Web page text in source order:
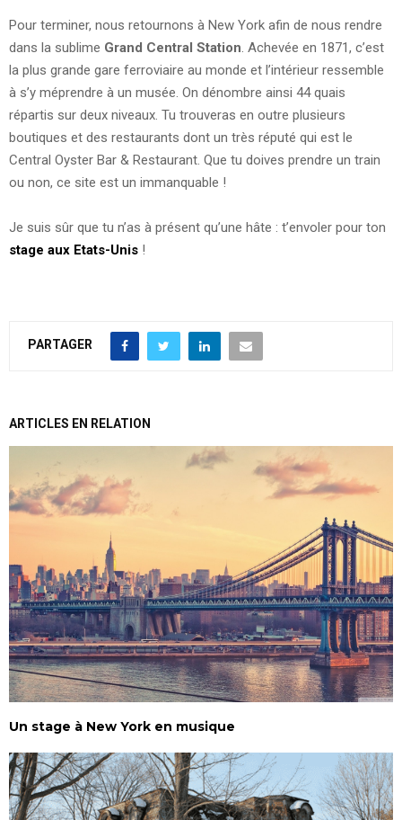
Pour terminer, nous retournons à New York afin de nous rendre
dans la sublime Grand Central Station . Achevée en 1871, c’est
la plus grande gare ferroviaire au monde et l’intérieur ressemble
à s’y méprendre à un musée. On dénombre ainsi 44 quais
répartis sur deux niveaux. Tu trouveras en outre plusieurs
boutiques et des restaurants dont un très réputé qui est le
Central Oyster Bar & Restaurant. Que tu doives prendre un train
ou non, ce site est un immanquable !
Je suis sûr que tu n’as à présent qu’une hâte : t’envoler pour ton
stage aux Etats-Unis !
PARTAGER
ARTICLES EN RELATION
Un stage à New York en musique